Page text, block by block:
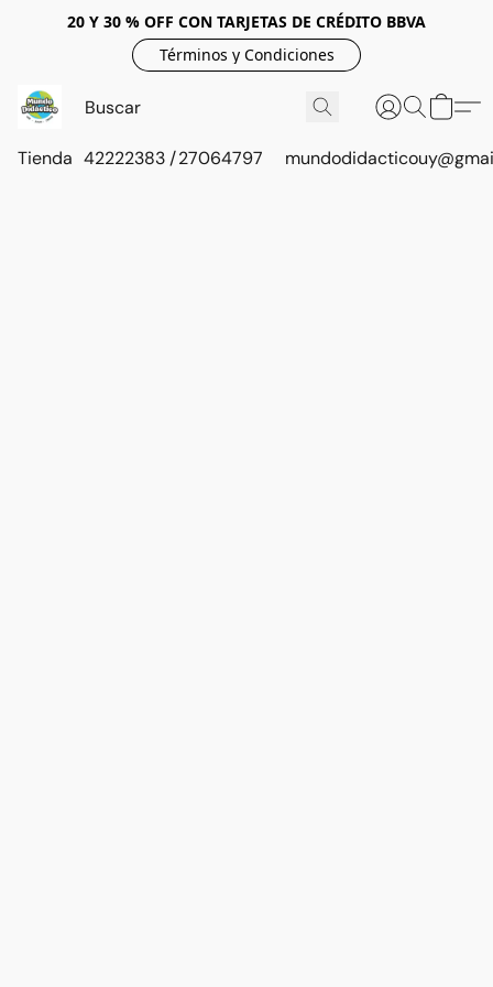
20 Y 30 % OFF CON TARJETAS DE CRÉDITO BBVA
Términos y Condiciones
Tienda 42222383 / 27064797